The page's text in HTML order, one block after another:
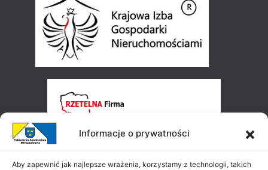
Informacje o prywatności
Aby zapewnić jak najlepsze wrażenia, korzystamy z technologii, takich